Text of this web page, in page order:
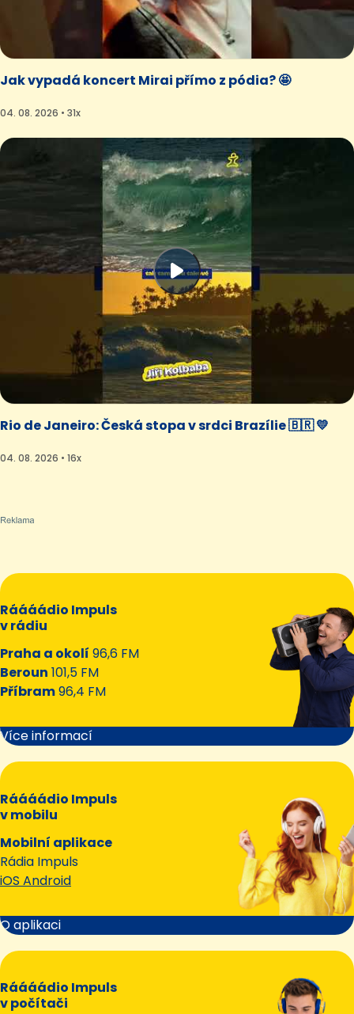
Jak vypadá koncert Mirai přímo z pódia? 🤩
04. 08. 2026 • 31x
Rio de Janeiro: Česká stopa v srdci Brazílie 🇧🇷 💛
04. 08. 2026 • 16x
Ráááádio Impuls
v rádiu
Praha a okolí 96,6 FM
Beroun 101,5 FM
Příbram96,4 FM
Více informací
Ráááádio Impuls
v mobilu
Mobilní aplikace
Rádia Impuls
iOS Android
O aplikaci
Ráááádio Impuls
v počítači